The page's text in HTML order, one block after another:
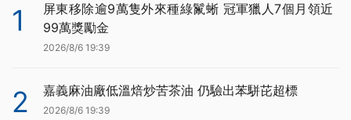
1
屏東移除逾9萬隻外來種綠鬣蜥 冠軍獵人7個月領近
99萬獎勵金
2026/8/6 19:39
2 嘉義麻油廠低溫焙炒苦茶油 仍驗出苯駢芘超標
2026/8/6 19:39